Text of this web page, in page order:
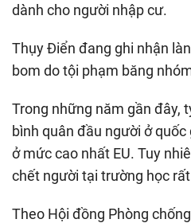
dành cho người nhập cư.
Thụy Điển đang ghi nhận
bom do tội phạm băng
Trong những năm gần đây,
bình quân đầu người ở
ở mức cao nhất EU. Tuy
chết người tại trường học
Theo Hội đồng Phòng